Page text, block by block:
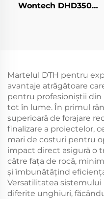
Wontech DHD350
Martelul DTH pentru
avantaje atrăgătoare
pentru profesioniștii din
tot în lume. În primul
superioară de forajare
finalizare a proiectelor,
mari de costuri pentru
impact direct asigură o
către fața de rocă,
și îmbunătățind
Versatilitatea sistemului
diferite unghiuri,